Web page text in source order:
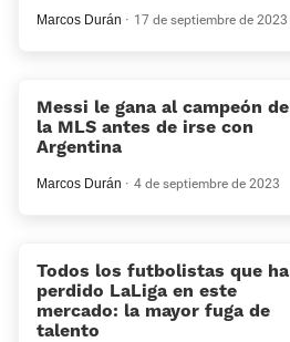
Marcos Durán 17 de septiembre de 2023
Messi le gana al campeón de
la MLS antes de irse con
Argentina
Marcos Durán 4 de septiembre de 2023
Todos los futbolistas que ha
perdido LaLiga en este
mercado: la mayor fuga de
talento